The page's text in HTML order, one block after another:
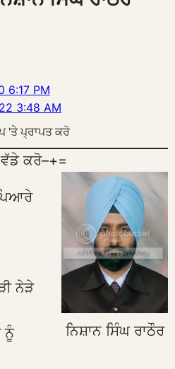
6:17 PM
3:48 AM
'ਤੇ ਪ੍ਰਾਪਤ ਕਰੋ
ਕਰੋ–+=
ਨਿਸ਼ਾਨ ਸਿੰਘ ਰਾਠੌਰ
ਨੇੜੇ
ਨੂੰ